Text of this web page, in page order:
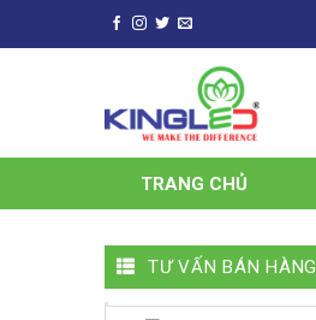
to
TRANG CHỦ
TƯ VẤN BÁN HÀNG